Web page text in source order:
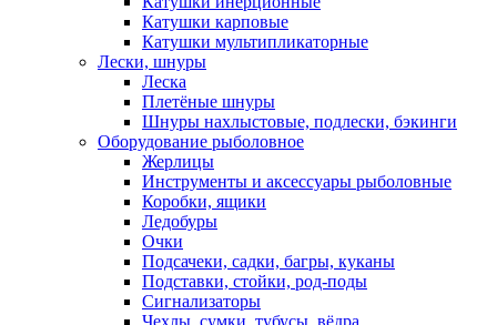
Катушки карповые
Катушки мультипликаторные
Лески, шнуры
Леска
Плетёные шнуры
Шнуры нахлыстовые, подлески, бэкинги
Оборудование рыболовное
Жерлицы
Инструменты и аксессуары рыболовные
Коробки, ящики
Ледобуры
Очки
Подсачеки, садки, багры, куканы
Подставки, стойки, род-поды
Сигнализаторы
Чехлы, сумки, тубусы, вёдра